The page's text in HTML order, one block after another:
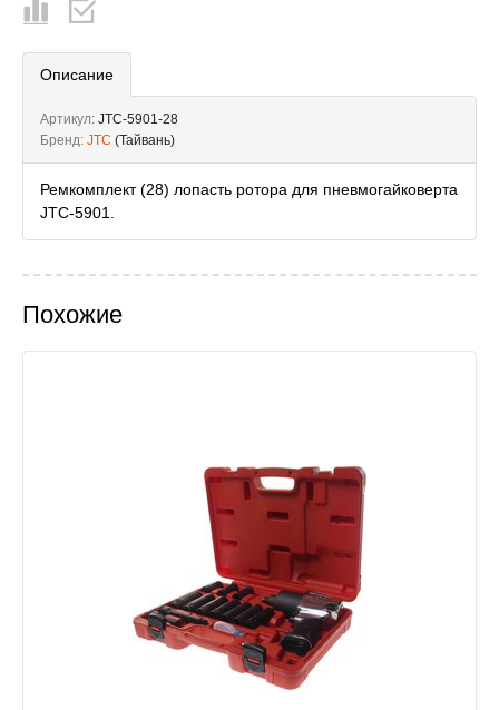
Описание
Артикул: JTC-5901-28
Бренд: JTC (Тайвань)
Ремкомплект (28) лопасть ротора для пневмогайковерта
JTC-5901.
Похожие